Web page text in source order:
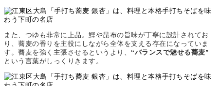
また、つゆも非常に上品。鰹や昆布の旨味が丁寧に設計されてお
り、蕎麦の香りを主役にしながら全体を支える存在になっていま
す。蕎麦を強く主張させるというより、 “バランスで魅せる蕎麦”
という言葉がしっくりきます。